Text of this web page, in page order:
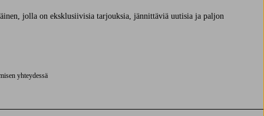
jolla on eksklusiivisia tarjouksia, jännittäviä uutisia ja paljon
yhteydessä